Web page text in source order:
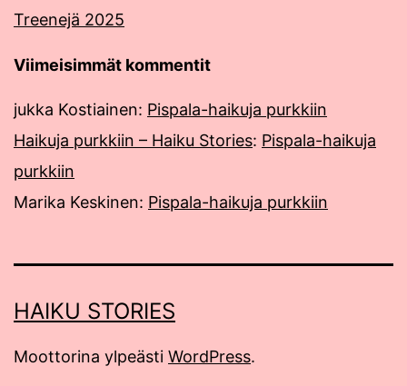
Treenejä 2025
Viimeisimmät kommentit
jukka Kostiainen: Pispala-haikuja purkkiin
Haikuja purkkiin – Haiku Stories: Pispala-haikuja
purkkiin
Marika Keskinen: Pispala-haikuja purkkiin
HAIKU STORIES
Moottorina ylpeästi WordPress.